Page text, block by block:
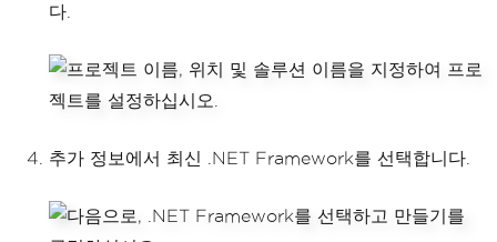
다.
추가 정보에서 최신 .NET Framework를 선택합니다.